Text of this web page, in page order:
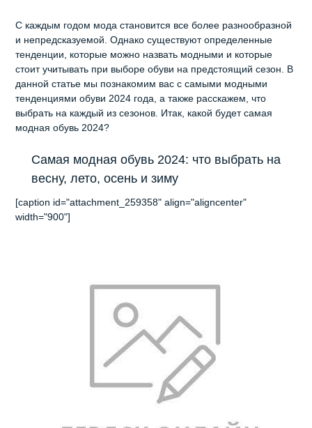
С каждым годом мода становится все более разнообразной
и непредсказуемой. Однако существуют определенные
тенденции, которые можно назвать модными и которые
стоит учитывать при выборе обуви на предстоящий сезон. В
данной статье мы познакомим вас с самыми модными
тенденциями обуви 2024 года, а также расскажем, что
выбрать на каждый из сезонов. Итак, какой будет самая
модная обувь 2024?
Самая модная обувь 2024: что выбрать на
весну, лето, осень и зиму
[caption id="attachment_259358" align="aligncenter"
width="900"]